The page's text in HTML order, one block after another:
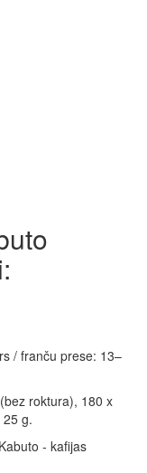
/ franču prese: 13–
roktura), 180 x
g.
- kafijas